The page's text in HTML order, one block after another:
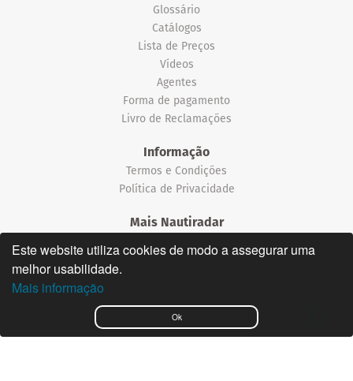
Ok
Este website utiliza cookies de modo a assegurar uma
melhor usabilidade.
Mais informação
Glossário
Catálogos
Lista de Preços
Vídeos
Agentes
Forma de pagamento
Livro de Reclamações
Informação
Termos e Condições
Política de Privacidade
Mais Nautiradar
English